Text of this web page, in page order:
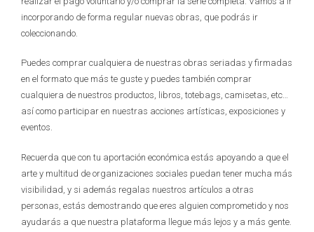
incorporando de forma regular nuevas obras, que podrás ir
coleccionando.
Puedes comprar cualquiera de nuestras obras seriadas y firmadas
en el formato que más te guste y puedes también comprar
cualquiera de nuestros productos, libros, totebags, camisetas, etc…
así como participar en nuestras acciones artísticas, exposiciones y
eventos.
Recuerda que con tu aportación económica estás apoyando a que el
arte y multitud de organizaciones sociales puedan tener mucha más
visibilidad, y si además regalas nuestros artículos a otras
personas, estás demostrando que eres alguien comprometido y nos
ayudarás a que nuestra plataforma llegue más lejos y a más gente.